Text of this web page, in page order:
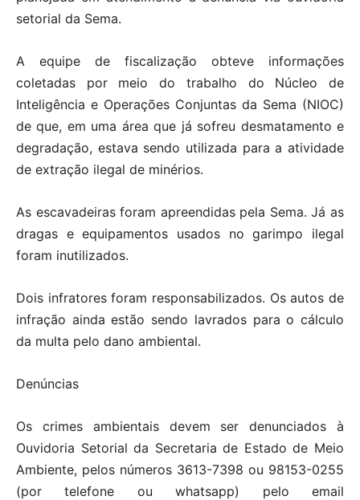
setorial da Sema.
A equipe de fiscalização obteve informações
coletadas por meio do trabalho do Núcleo de
Inteligência e Operações Conjuntas da Sema (NIOC)
de que, em uma área que já sofreu desmatamento e
degradação, estava sendo utilizada para a atividade
de extração ilegal de minérios.
As escavadeiras foram apreendidas pela Sema. Já as
dragas e equipamentos usados no garimpo ilegal
foram inutilizados.
Dois infratores foram responsabilizados. Os autos de
infração ainda estão sendo lavrados para o cálculo
da multa pelo dano ambiental.
Denúncias
Os crimes ambientais devem ser denunciados à
Ouvidoria Setorial da Secretaria de Estado de Meio
Ambiente, pelos números 3613-7398 ou 98153-0255
(por telefone ou whatsapp) pelo email